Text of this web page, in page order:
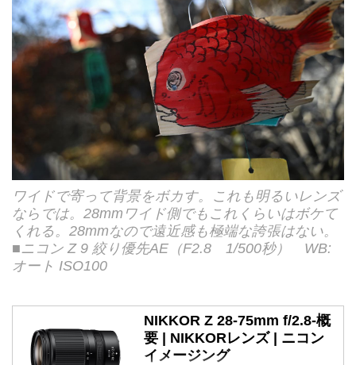
ワイドで寄って背景をボカす。これも明るいレンズ
ならでは。28mmワイド側でもこれくらいはボケて
くれる。28mmなので遠近感も極端な誇張はない。
■ニコン Z 9 絞り優先AE（F2.8 1/500秒） WB:
オート ISO100
NIKKOR Z 28-75mm f/2.8-概
要 | NIKKORレンズ | ニコン
イメージング